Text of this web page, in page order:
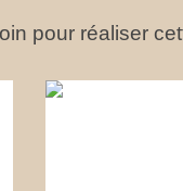
pour réaliser